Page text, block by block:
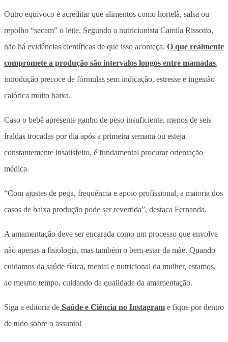
Outro equívoco é acreditar que alimentos como hortelã, salsa ou
repolho “secam” o leite. Segundo a nutricionista Camila Rissotto,
não há evidências científicas de que isso aconteça. O que realmente
compromete a produção são intervalos longos entre mamadas,
introdução precoce de fórmulas sem indicação, estresse e ingestão
calórica muito baixa.
Caso o bebê apresente ganho de peso insuficiente, menos de seis
fraldas trocadas por dia após a primeira semana ou esteja
constantemente insatisfeito, é fundamental procurar orientação
médica.
“Com ajustes de pega, frequência e apoio profissional, a maioria dos
casos de baixa produção pode ser revertida”, destaca Fernanda.
A amamentação deve ser encarada como um processo que envolve
não apenas a fisiologia, mas também o bem-estar da mãe. Quando
cuidamos da saúde física, mental e nutricional da mulher, estamos,
ao mesmo tempo, cuidando da qualidade da amamentação.
Siga a editoria de Saúde e Ciência no Instagram e fique por dentro
de tudo sobre o assunto!